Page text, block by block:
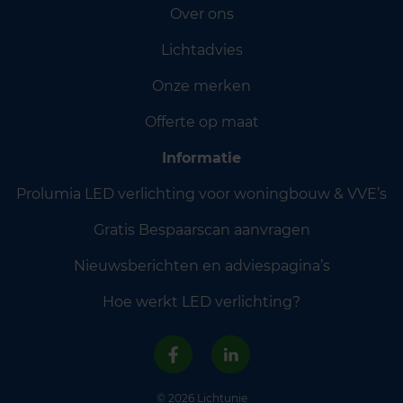
Over ons
Lichtadvies
Onze merken
Offerte op maat
Informatie
Prolumia LED verlichting voor woningbouw & VVE’s
Gratis Bespaarscan aanvragen
Nieuwsberichten en adviespagina’s
Hoe werkt LED verlichting?
© 2026 Lichtunie